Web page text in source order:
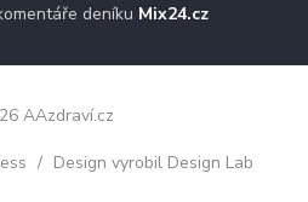
deníku Mix24.cz
AAzdraví.cz
/ Design vyrobil Design Lab